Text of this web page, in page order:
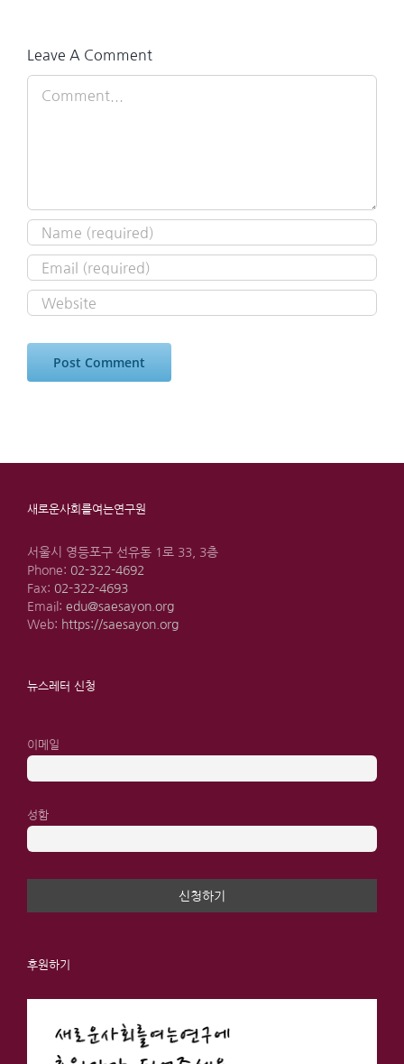
Leave A Comment
새로운사회를여는연구원
서울시 영등포구 선유동 1로 33, 3층
Phone: 02-322-4692
Fax: 02-322-4693
Email: edu@saesayon.org
Web: https://saesayon.org
뉴스레터 신청
이메일
성함
후원하기